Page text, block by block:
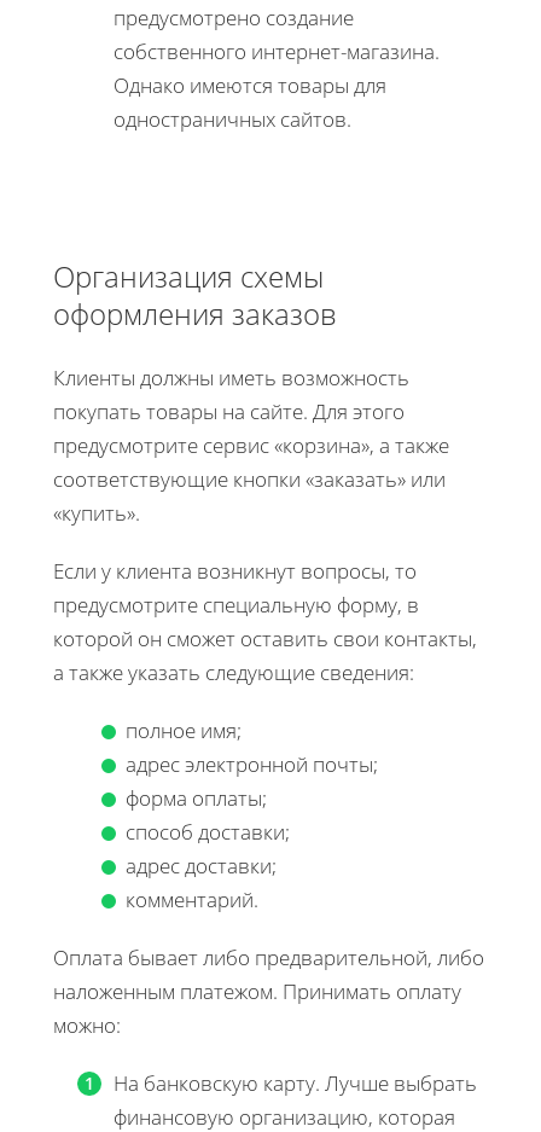
предусмотрено создание
собственного интернет-магазина.
Однако имеются товары для
одностраничных сайтов.
Организация схемы
оформления заказов
Клиенты должны иметь возможность
покупать товары на сайте. Для этого
предусмотрите сервис «корзина», а также
соответствующие кнопки «заказать» или
«купить».
Если у клиента возникнут вопросы, то
предусмотрите специальную форму, в
которой он сможет оставить свои контакты,
а также указать следующие сведения:
полное имя;
адрес электронной почты;
форма оплаты;
способ доставки;
адрес доставки;
комментарий.
Оплата бывает либо предварительной, либо
наложенным платежом. Принимать оплату
можно:
На банковскую карту. Лучше выбрать
финансовую организацию, которая